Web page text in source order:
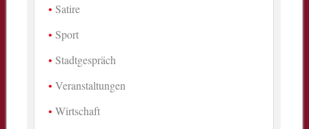
Satire
Sport
Stadtgespräch
Veranstaltungen
Wirtschaft